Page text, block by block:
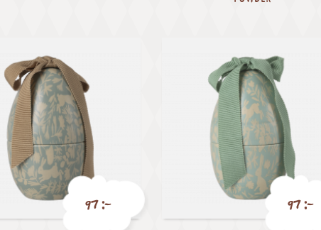
97 :- 97 :-